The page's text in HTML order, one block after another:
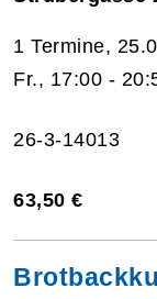
1 Termine,
Fr., 17:00 -
26-3-14013
63,50 €